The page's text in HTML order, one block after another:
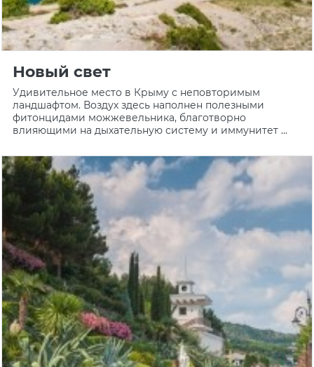
Новый свет
Удивительное место в Крыму с неповторимым
ландшафтом. Воздух здесь наполнен полезными
фитонцидами можжевельника, благотворно
влияющими на дыхательную систему и иммунитет ...